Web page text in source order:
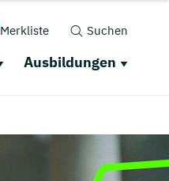
Merkliste Suchen
Ausbildungen